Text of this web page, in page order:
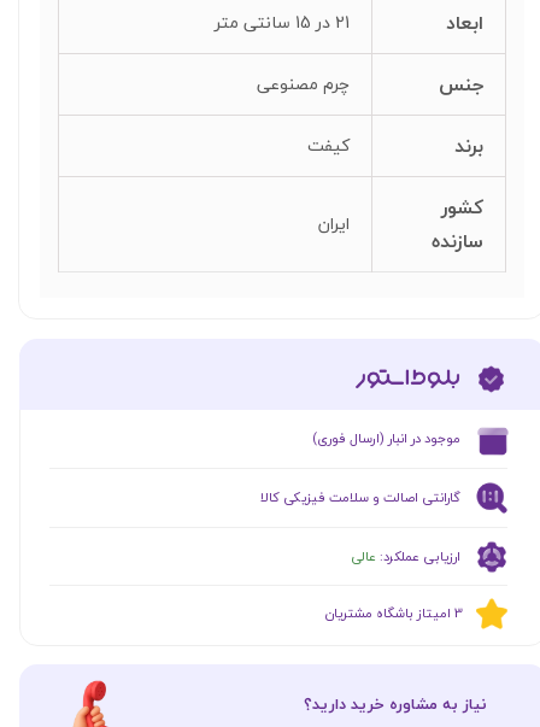
ابعاد 21 در 15 سانتی متر
جنس چرم مصنوعی
برند کیفت
کشور
سازنده
ایران
گارانتی اصالت و سلامت فیزیکی کالا
ارزیابی عملکرد: عالی
​موجود در انبار (ارسال فوری)
​​3 امیتاز باشگاه مشتریان
​نیاز به مشاوره خرید دارید؟